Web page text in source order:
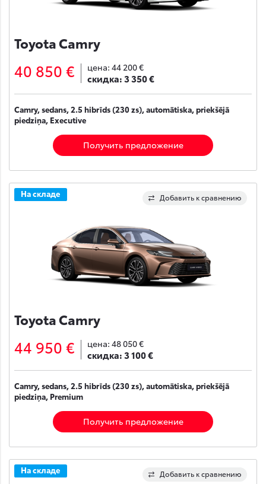
Toyota Camry
40 850 € цена: 44 200 €
скидка:3 350 €
Camry, sedans, 2.5 hibrīds (230 zs), automātiska, priekšējā
piedziņa, Executive
Получить предложение
Добавить к сравнению
На складе
Toyota Camry
44 950 € цена: 48 050 €
скидка:3 100 €
Camry, sedans, 2.5 hibrīds (230 zs), automātiska, priekšējā
piedziņa, Premium
Получить предложение
Добавить к сравнению
На складе